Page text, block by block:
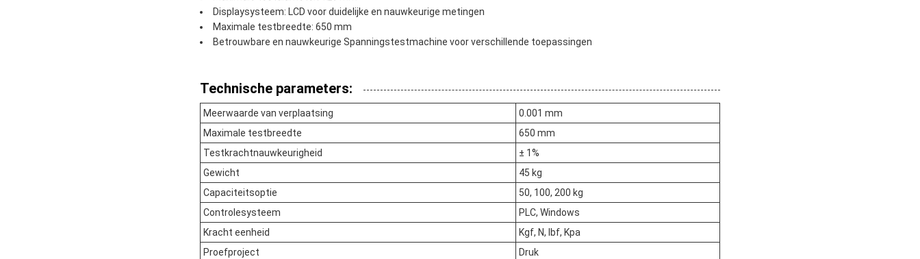
Displaysysteem: LCD voor duidelijke en nauwkeurige metingen
Maximale testbreedte: 650 mm
Betrouwbare en nauwkeurige Spanningstestmachine voor verschillende toepassingen
Technische parameters:
Meerwaarde van verplaatsing
0.001 mm
Maximale testbreedte
650 mm
Testkrachtnauwkeurigheid
± 1%
Gewicht
45 kg
Capaciteitsoptie
50, 100, 200 kg
Controlesysteem
PLC, Windows
Kracht eenheid
Kgf, N, lbf, Kpa
Proefproject
Druk